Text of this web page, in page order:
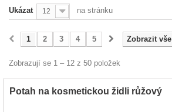
Ukázat 12 na stránku
Zobrazit vše
1 2 3 4 5
Zobrazují se 1 – 12 z 50 položek
Potah na kosmetickou židli růžový